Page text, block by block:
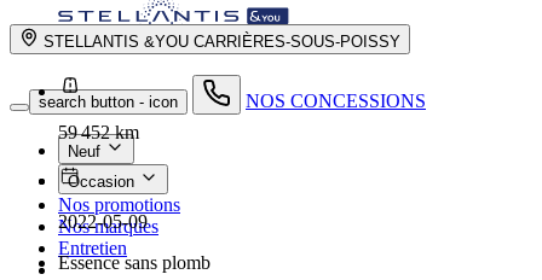
search button - icon NOS CONCESSIONS
Neuf
Occasion
Nos promotions
Nos marques
Entretien
STELLANTIS &YOU CARRIÈRES-SOUS-POISSY
59 452 km
2022-05-09
Essence sans plomb